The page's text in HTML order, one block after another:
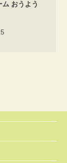
おうよう